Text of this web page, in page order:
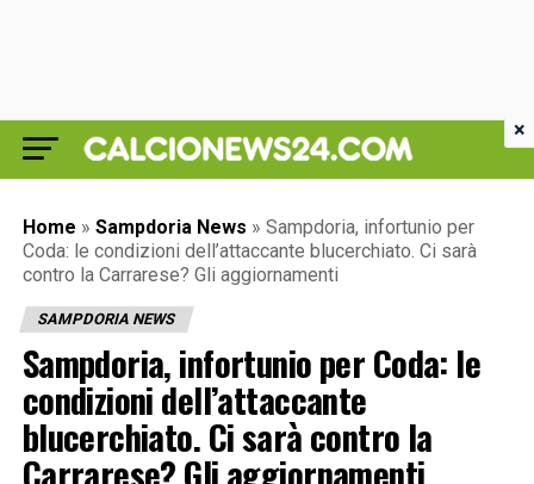
Home » Sampdoria News » Sampdoria, infortunio per
Coda: le condizioni dell’attaccante blucerchiato. Ci sarà
contro la Carrarese? Gli aggiornamenti
SAMPDORIA NEWS
Sampdoria, infortunio per Coda: le
condizioni dell’attaccante
blucerchiato. Ci sarà contro la
Carrarese? Gli aggiornamenti
×